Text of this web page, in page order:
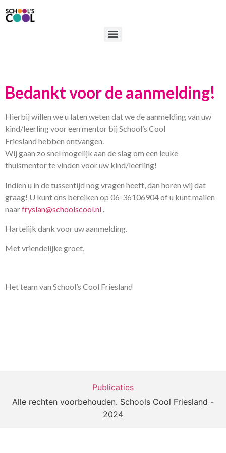
Bedankt voor de aanmelding!
Hierbij willen we u laten weten dat we de aanmelding van uw
kind/leerling voor een mentor bij School’s Cool
Friesland hebben ontvangen.
Wij gaan zo snel mogelijk aan de slag om een leuke
thuismentor te vinden voor uw kind/leerling!
Indien u in de tussentijd nog vragen heeft, dan horen wij dat
graag! U kunt ons bereiken op 06-36106904 of u kunt mailen
naarfryslan@schoolscool.nl
Hartelijk dank voor uw aanmelding.
Met vriendelijke groet,
Het team van School’s Cool Friesland
Publicaties
Alle rechten voorbehouden. Schools Cool Friesland -
2024